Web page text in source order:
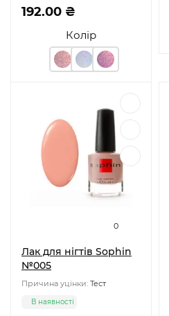
Колір
192.00 ₴
0
Лак для нігтів Sophin
№005
Причина уцінки: Тест
В наявності